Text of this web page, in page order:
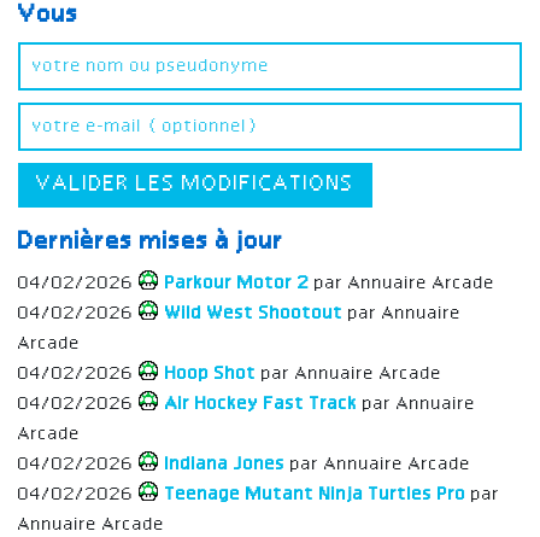
Vous
VALIDER LES MODIFICATIONS
Dernières mises à jour
04/02/2026 Parkour Motor 2 par Annuaire Arcade
04/02/2026
Wild West Shootout par Annuaire
Arcade
04/02/2026
Hoop Shot par Annuaire Arcade
04/02/2026
Air Hockey Fast Track par Annuaire
Arcade
04/02/2026
Indiana Jones par Annuaire Arcade
04/02/2026
Teenage Mutant Ninja Turtles Pro par
Annuaire Arcade